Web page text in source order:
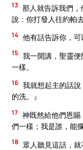
13 那人就告訴我們，
說：你打發人往約帕
14 他有話告訴你，可
15 我一開講，聖靈
一樣。
16 我就想起主的話
的洗。』
17 神既然給他們恩
們一樣；我是誰，能
18
眾人聽見這話，